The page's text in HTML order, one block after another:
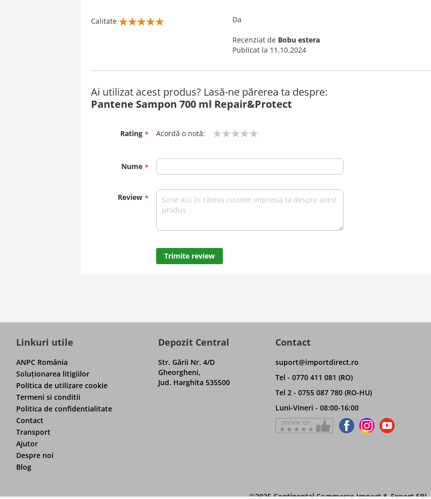
gallery
Calitate
Da
Recenziat de Bobu estera
Publicat la 11.10.2024
Ai utilizat acest produs? Lasă-ne părerea ta despre:
Pantene Sampon 700 ml Repair&Protect
Rating
Acordă o notă:
Nume
Review
Trimite review
Linkuri utile
ANPC România
Soluţionarea litigiilor
Politica de utilizare cookie
Termeni si conditii
Politica de confidentialitate
Contact
Transport
Ajutor
Despre noi
Blog
Depozit Central
Str. Gării Nr. 4/D
Gheorgheni,
Jud. Harghita 535500
Contact
suport@importdirect.ro
Tel - 0770 411 081 (RO)
Tel 2 - 0755 087 780 (RO-HU)
Luni-Vineri - 08:00-16:00
©2025 Continental Commerce Import & Export SRL.